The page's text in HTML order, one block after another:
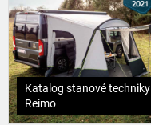
Katalog stanové techniky
Reimo